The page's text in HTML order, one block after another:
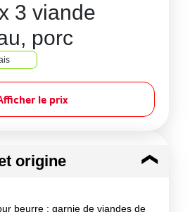
3 viande
porc
le prix
origine
beurre ; garnie de viandes de